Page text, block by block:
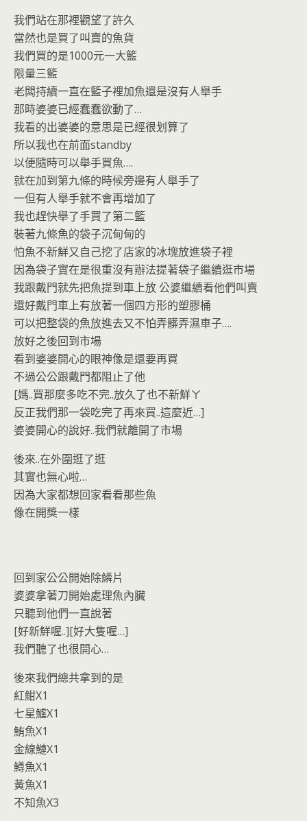
我們站在那裡觀望了許久
當然也是買了叫賣的魚貨
我們買的是1000元一大籃
限量三籃
老闆持續一直在籃子裡加魚還是沒有人舉手
那時婆婆已經蠢蠢欲動了…
我看的出婆婆的意思是已經很划算了
所以我也在前面standby
以便隨時可以舉手買魚….
就在加到第九條的時候旁邊有人舉手了
一但有人舉手就不會再增加了
我也趕快舉了手買了第二籃
裝著九條魚的袋子沉甸甸的
怕魚不新鮮又自己挖了店家的冰塊放進袋子裡
因為袋子實在是很重沒有辦法提著袋子繼續逛市場
我跟戴門就先把魚提到車上放 公婆繼續看他們叫賣
還好戴門車上有放著一個四方形的塑膠桶
可以把整袋的魚放進去又不怕弄髒弄濕車子….
放好之後回到市場
看到婆婆開心的眼神像是還要再買
不過公公跟戴門都阻止了他
[媽..買那麼多吃不完..放久了也不新鮮ㄚ
反正我們那一袋吃完了再來買..這麼近…]
婆婆開心的說好..我們就離開了市場
後來..在外圍逛了逛
其實也無心啦…
因為大家都想回家看看那些魚
像在開獎一樣
回到家公公開始除鱗片
婆婆拿著刀開始處理魚內臟
只聽到他們一直說著
[好新鮮喔..][好大隻喔…]
我們聽了也很開心…
後來我們總共拿到的是
紅魽X1
七星鱸X1
鮪魚X1
金線鰱X1
鱒魚X1
黃魚X1
不知魚X3